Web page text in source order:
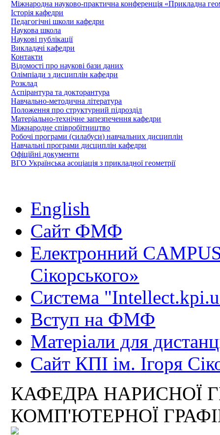
Міжнародна науково-практична конференція «Прикладна
Історія кафедри
Педагогічні школи кафедри
Наукова школа
Наукові публікації
Викладачі кафедри
Контакти
Відомості про наукові бази даних
Олімпіади з дисциплін кафедри
Розклад
Аспірантура та докторантура
Навчально-методична література
Положення про структурний підрозділ
Матеріально-технічне запезпечення кафедри
Міжнародне співробітництво
Робочі програми (силабуси) навчальних дисциплін
Навчальні програми дисциплін кафедри
Офіційні документи
ВГО Українська асоціація з прикладної геометрії
English
Сайт ФМФ
Електронний
Сікорського»
Система
Вступ на ФМФ
Матеріали для
Сайт КПІ ім. Ігоря
КАФЕДРА НАРИСНОЇ
КОМП'ЮТЕРНОЇ